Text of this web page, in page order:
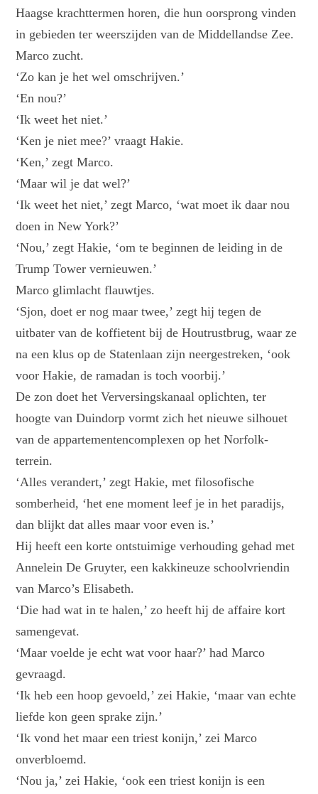
Haagse krachttermen horen, die hun oorsprong vinden
in gebieden ter weerszijden van de Middellandse Zee.
Marco zucht.
‘Zo kan je het wel omschrijven.’
‘En nou?’
‘Ik weet het niet.’
‘Ken je niet mee?’ vraagt Hakie.
‘Ken,’ zegt Marco.
‘Maar wil je dat wel?’
‘Ik weet het niet,’ zegt Marco, ‘wat moet ik daar nou
doen in New York?’
‘Nou,’ zegt Hakie, ‘om te beginnen de leiding in de
Trump Tower vernieuwen.’
Marco glimlacht flauwtjes.
‘Sjon, doet er nog maar twee,’ zegt hij tegen de
uitbater van de koffietent bij de Houtrustbrug, waar ze
na een klus op de Statenlaan zijn neergestreken, ‘ook
voor Hakie, de ramadan is toch voorbij.’
De zon doet het Verversingskanaal oplichten, ter
hoogte van Duindorp vormt zich het nieuwe silhouet
van de appartementencomplexen op het Norfolk-
terrein.
‘Alles verandert,’ zegt Hakie, met filosofische
somberheid, ‘het ene moment leef je in het paradijs,
dan blijkt dat alles maar voor even is.’
Hij heeft een korte ontstuimige verhouding gehad met
Annelein De Gruyter, een kakkineuze schoolvriendin
van Marco’s Elisabeth.
‘Die had wat in te halen,’ zo heeft hij de affaire kort
samengevat.
‘Maar voelde je echt wat voor haar?’ had Marco
gevraagd.
‘Ik heb een hoop gevoeld,’ zei Hakie, ‘maar van echte
liefde kon geen sprake zijn.’
‘Ik vond het maar een triest konijn,’ zei Marco
onverbloemd.
‘Nou ja,’ zei Hakie, ‘ook een triest konijn is een